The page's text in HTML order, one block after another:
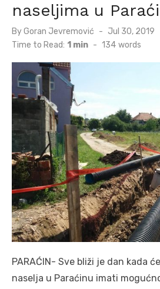
naseljima u
ByGoran Jevremović
Posted
on
Jul 30, 2019
Time to Read: 1 min - 134 words
PARAĆIN- Sve bliži je dan kada
naselja u Paraćinu imati